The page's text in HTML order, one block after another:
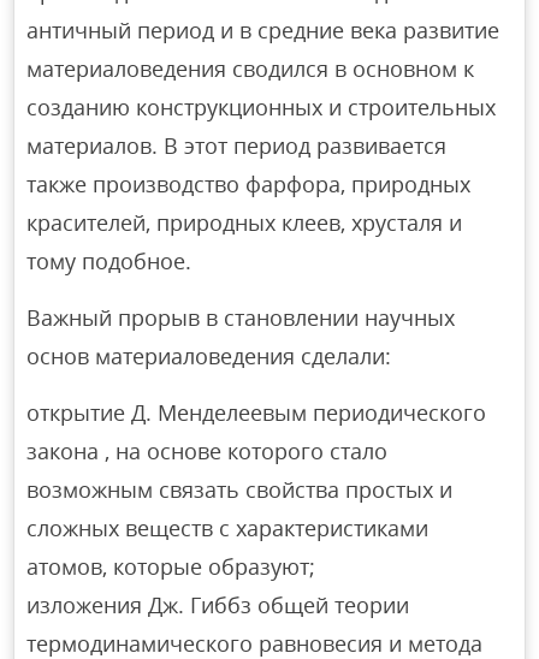
античный период и в средние века развитие
материаловедения сводился в основном к
созданию конструкционных и строительных
материалов. В этот период развивается
также производство фарфора, природных
красителей, природных клеев, хрусталя и
тому подобное.
Важный прорыв в становлении научных
основ материаловедения сделали:
открытие Д. Менделеевым периодического
закона , на основе которого стало
возможным связать свойства простых и
сложных веществ с характеристиками
атомов, которые образуют;
изложения Дж. Гиббз общей теории
термодинамического равновесия и метода